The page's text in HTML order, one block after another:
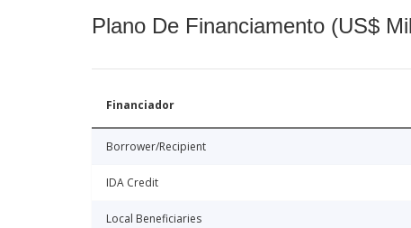
Plano De Financiamento (US$
Financiador
Borrower/Recipient
IDA Credit
Local Beneficiaries